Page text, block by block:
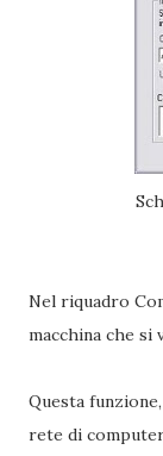
Nel riquadro
macchina che si
Questa
rete di